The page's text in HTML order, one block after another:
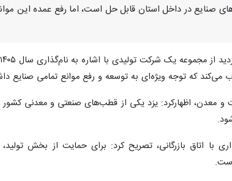
صنایع در داخل استان قابل حل است، اما رفع عمده این
که توجه ویژه‌ای به توسعه و رفع موانع تمامی صنایع
و معدن، اظهارکرد: یزد یکی از قطب‌های صنعتی و معدنی
با اتاق بازرگانی، تصریح کرد: برای حمایت از بخش